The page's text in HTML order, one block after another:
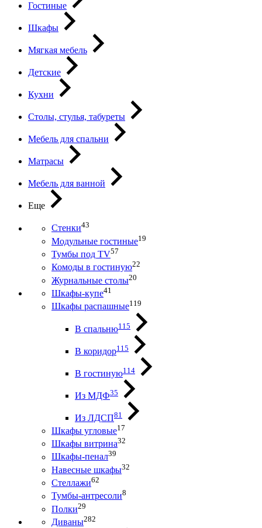
Гостиные
Шкафы
Мягкая мебель
Детские
Кухни
Столы, стулья, табуреты
Мебель для спальни
Матрасы
Мебель для ванной
Еще
Стенки43
Модульные гостиные19
Тумбы под ТV57
Комоды в гостиную22
Журнальные столы20
Шкафы-купе41
Шкафы распашные119
В спальню115
В коридор115
В гостиную114
Из МДФ35
Из ЛДСП81
Шкафы угловые17
Шкафы витрина32
Шкафы-пенал39
Навесные шкафы32
Стеллажи62
Тумбы-антресоли8
Полки29
Диваны282